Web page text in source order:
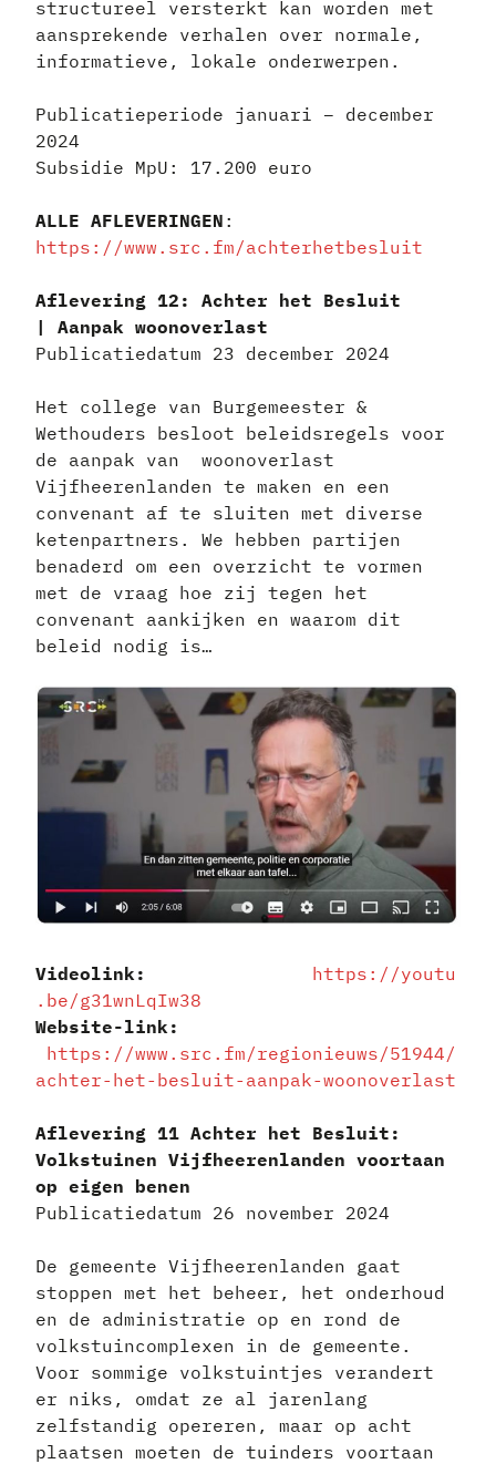
structureel versterkt kan worden met
aansprekende verhalen over normale,
informatieve, lokale onderwerpen.
Publicatieperiode januari – december
2024
Subsidie MpU: 17.200 euro
ALLE AFLEVERINGEN :
https://www.src.fm/achterhetbesluit
Aflevering 12: Achter het Besluit
| Aanpak woonoverlast
Publicatiedatum 23 december 2024
Het college van Burgemeester &
Wethouders besloot beleidsregels voor
de aanpak van woonoverlast
Vijfheerenlanden te maken en een
convenant af te sluiten met diverse
ketenpartners. We hebben partijen
benaderd om een overzicht te vormen
met de vraag hoe zij tegen het
convenant aankijken en waarom dit
beleid nodig is…
Videolink:
https://youtu
.be/g31wnLqIw38
Website-link:
https://www.src.fm/regionieuws/51944/
achter-het-besluit-aanpak-woonoverlast
Aflevering 11 Achter het Besluit:
Volkstuinen Vijfheerenlanden voortaan
op eigen benen
Publicatiedatum 26 november 2024
De gemeente Vijfheerenlanden gaat
stoppen met het beheer, het onderhoud
en de administratie op en rond de
volkstuincomplexen in de gemeente.
Voor sommige volkstuintjes verandert
er niks, omdat ze al jarenlang
zelfstandig opereren, maar op acht
plaatsen moeten de tuinders voortaan